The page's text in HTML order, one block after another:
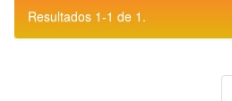
Resultados 1-1 de 1.